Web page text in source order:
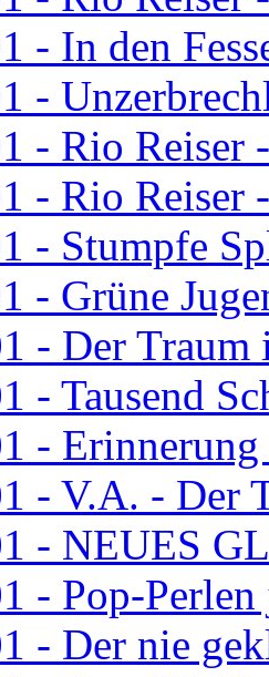
- In den
-
- Rio Reiser
- Rio Reiser
- Stumpfe
- Grüne
- Der Traum
- Tausend
-
- V.A. - Der
- NEUES
- Pop-
- Der nie